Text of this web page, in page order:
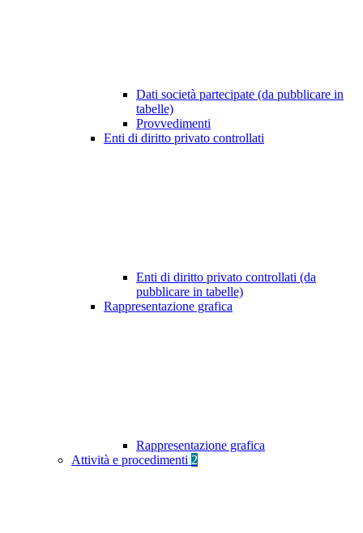
Dati società partecipate (da pubblicare in
tabelle)
Provvedimenti
Enti di diritto privato controllati
Enti di diritto privato controllati (da
pubblicare in tabelle)
Rappresentazione grafica
Rappresentazione grafica
Attività e procedimenti 2